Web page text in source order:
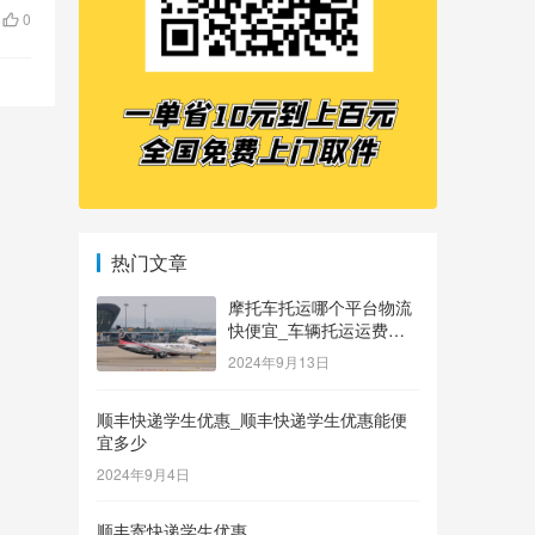
0
热门文章
摩托车托运哪个平台物流
快便宜_车辆托运运费价
格表
2024年9月13日
顺丰快递学生优惠_顺丰快递学生优惠能便
宜多少
2024年9月4日
顺丰寄快递学生优惠